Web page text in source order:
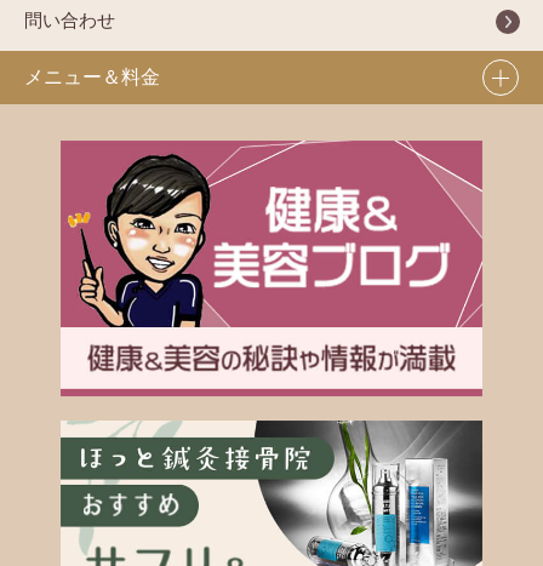
問い合わせ
メニュー＆料金
外反母趾専門治療
カッピング療法
鍼灸治療
イトオテルミー
猫背矯正コース
美容鍼
ハイボルテージ療法
骨盤のゆがみ
腰痛・ぎっくり腰
野球肩
肩こり・首こり
テニス肘
ストレートネック
四十肩・五十肩
ゴルフ肘
股関節痛
腱鞘炎